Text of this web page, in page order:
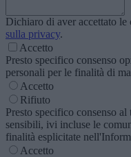
Dichiaro di aver accettato
sulla privacy.
Accetto
Presto specifico consenso
personali per le finalità di
Accetto
Rifiuto
Presto specifico consenso
sensibili, ivi incluse le
finalità esplicitate
Accetto